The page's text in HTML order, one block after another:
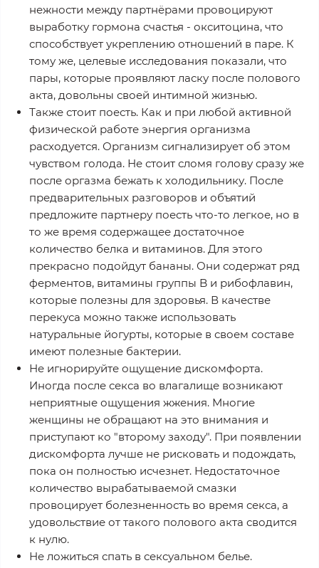
нежности между партнёрами провоцируют
выработку гормона счастья - окситоцина, что
способствует укреплению отношений в паре. К
тому же, целевые исследования показали, что
пары, которые проявляют ласку после полового
акта, довольны своей интимной жизнью.
Также стоит поесть. Как и при любой активной
физической работе энергия организма
расходуется. Организм сигнализирует об этом
чувством голода. Не стоит сломя голову сразу же
после оргазма бежать к холодильнику. После
предварительных разговоров и объятий
предложите партнеру поесть что-то легкое, но в
то же время содержащее достаточное
количество белка и витаминов. Для этого
прекрасно подойдут бананы. Они содержат ряд
ферментов, витамины группы B и рибофлавин,
которые полезны для здоровья. В качестве
перекуса можно также использовать
натуральные йогурты, которые в своем составе
имеют полезные бактерии.
Не игнорируйте ощущение дискомфорта.
Иногда после секса во влагалище возникают
неприятные ощущения жжения. Многие
женщины не обращают на это внимания и
приступают ко "второму заходу". При появлении
дискомфорта лучше не рисковать и подождать,
пока он полностью исчезнет. Недостаточное
количество вырабатываемой смазки
провоцирует болезненность во время секса, а
удовольствие от такого полового акта сводится
к нулю.
Не ложиться спать в сексуальном белье.